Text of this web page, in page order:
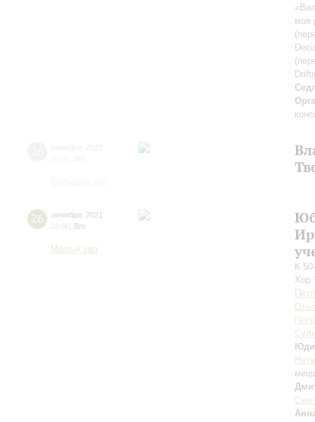
моя
26 октября 2021
19:00 Вт
Малый зал
К
Хор